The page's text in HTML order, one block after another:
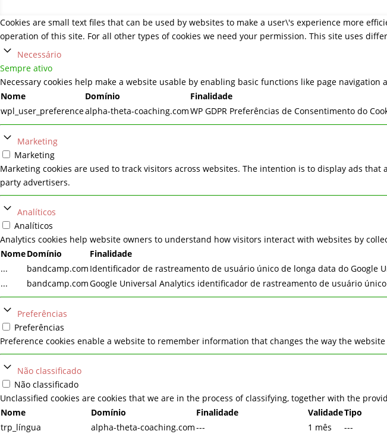
Cookies are small text files that can be used by websites to make a user\'s experience more
operation of this site. For all other types of cookies we need your permission. This site uses
Necessário
Sempre ativo
Necessary cookies help make a website usable by enabling basic functions like page
Nome
Domínio Finalidade
wpl_user_preferencealpha-theta-coaching.comWP GDPR Preferências de Consentimento do
Marketing
Marketing
Marketing cookies are used to track visitors across websites. The intention is to display ads
party advertisers.
Analíticos
Analíticos
Analytics cookies help website owners to understand how visitors interact with websites by
NomeDomínio Finalidade
...
bandcamp.com Identificador de rastreamento de usuário único de longa data do Google
...
bandcamp.comGoogle Universal Analytics identificador de rastreamento de usuário
Preferências
Preferências
Preference cookies enable a website to remember information that changes the way the
Não classificado
Não classificado
Unclassified cookies are cookies that we are in the process of classifying, together with the
Nome
Domínio Finalidade ValidadeTipo
trp_língua
alpha-theta-coaching.com--- 1 mês ---